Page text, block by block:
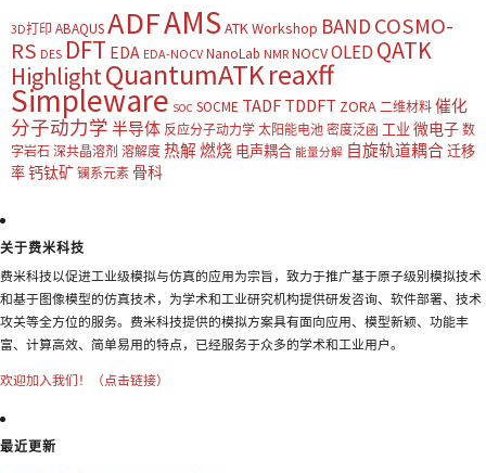
3D打印 ABAQUSADFAMS ATK Workshop BAND COSMO-
RS DES DFT EDA EDA-NOCV NanoLab NMR NOCVOLED QATK
HighlightQuantumATKreaxff
Simpleware SOC SOCME TADF TDDFT ZORA 二维材料 催化
分子动力学 半导体 反应分子动力学 太阳能电池 密度泛函 工业 微电子 数
字岩石 深共晶溶剂 溶解度 热解燃烧 电声耦合 能量分解 自旋轨道耦合迁移
率钙钛矿 镧系元素 骨科
关于费米科技
费米科技以促进工业级模拟与仿真的应用为宗旨，致力于推广基于原子级别模拟技术
和基于图像模型的仿真技术，为学术和工业研究机构提供研发咨询、软件部署、技术
攻关等全方位的服务。费米科技提供的模拟方案具有面向应用、模型新颖、功能丰
富、计算高效、简单易用的特点，已经服务于众多的学术和工业用户。
欢迎加入我们！（点击链接）
最近更新